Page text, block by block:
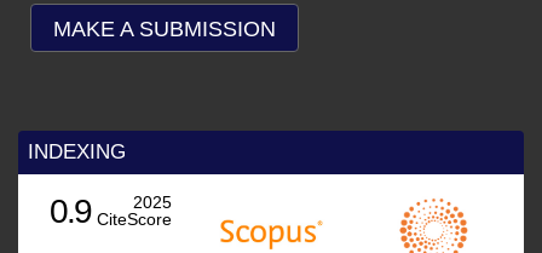
MAKE A SUBMISSION
INDEXING
0.9
2025
CiteScore